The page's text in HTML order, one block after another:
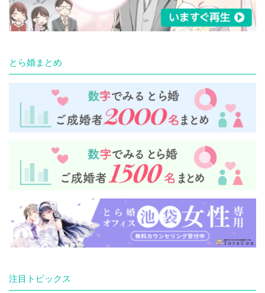
とら婚まとめ
注目トピックス